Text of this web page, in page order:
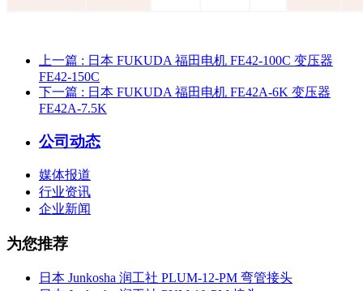
上一篇 : 日本 FUKUDA 福田电机 FE42-100C 变压器
FE42-150C
下一篇 : 日本 FUKUDA 福田电机 FE42A-6K 变压器
FE42A-7.5K
公司动态
媒体报道
行业资讯
企业新闻
为您推荐
日本 Junkosha 润工社 PLUM-12-PM 弯管接头